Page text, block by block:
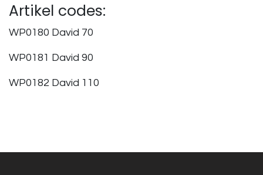
Artikel codes:
WP0180 David 70
WP0181 David 90
WP0182 David 110